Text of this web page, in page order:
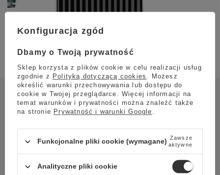
Ulepszony system parzenia
Moccamaster Select w kolorze różowym to
udoskonalona wersja podstawowego modelu
Konfiguracja zgód
Dbamy o Twoją prywatność
Sklep korzysta z plików cookie w celu realizacji usług
zgodnie z Polityką dotyczącą cookies . Możesz
określić warunki przechowywania lub dostępu do
cookie w Twojej przeglądarce. Więcej informacji na
temat warunków i prywatności można znaleźć także
na stronie Prywatność i warunki Google .
Funkcjonalne pliki cookie (wymagane) Zawsze
aktywne
Analityczne pliki cookie